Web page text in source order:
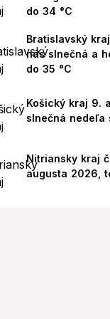
do 34 °C
Bratislavský
nás slnečná a
do 35 °C
Košický kraj 9.
slnečná nedeľa
Nitriansky kraj
augusta 2026,